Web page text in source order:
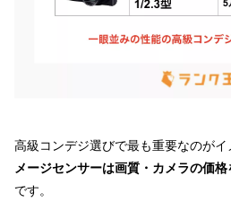
高級コンデジ選びで最も重要なのがイ
メージセンサーは画質・カメラの価
です。